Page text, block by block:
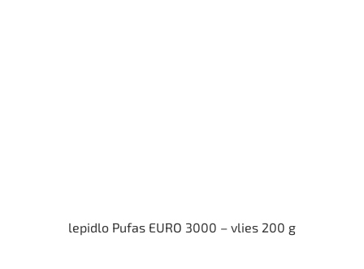
lepidlo Pufas EURO 3000 – vlies 200 g